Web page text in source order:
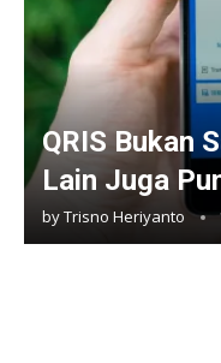
QRIS Bukan
Lain Juga
byTrisno Heriyanto